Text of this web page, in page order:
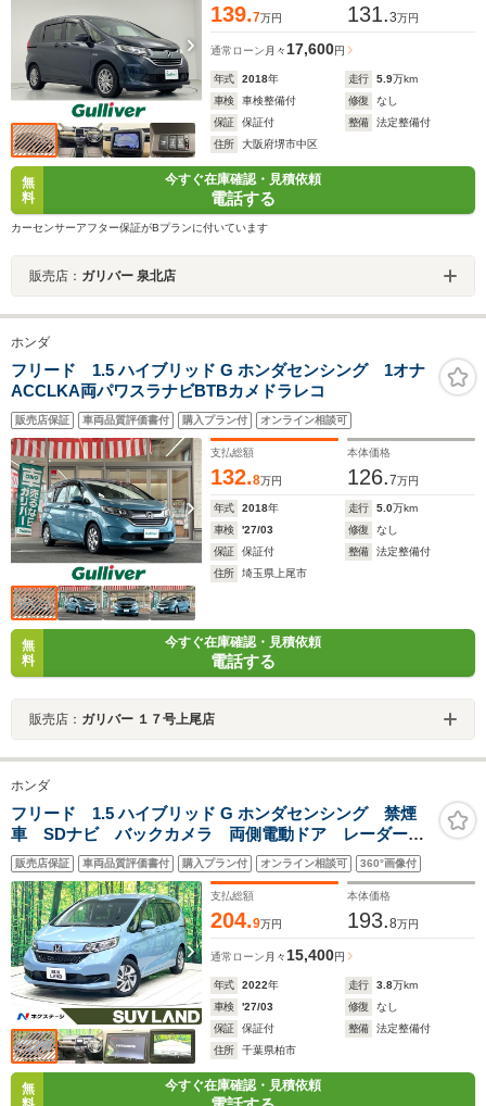
139.7万円 131.3万円
通常ローン 月々 17,600円
年式 2018年 走行 5.9万km
車検
車検整備付 修復
なし
保証
保証付 整備
法定整備付
住所
大阪府堺市中区
無
料
今すぐ在庫確認・見積依頼
電話する
カーセンサーアフター保証がBプランに付いています
販売店： ガリバー 泉北店
ホンダ
フリード 1.5 ハイブリッド G ホンダセンシング 1オナ
ACCLKA両パワスラナビBTBカメドラレコ
販売店保証 車両品質評価書付 購入プラン付 オンライン相談可
支払総額
132.8万円
本体価格
126.7万円
年式 2018年 走行 5.0万km
車検
'27/03 修復
なし
保証
保証付 整備
法定整備付
住所
埼玉県上尾市
無
料
今すぐ在庫確認・見積依頼
電話する
販売店： ガリバー １７号上尾店
ホンダ
フリード 1.5 ハイブリッド G ホンダセンシング 禁煙
車 SDナビ バックカメラ 両側電動ドア レーダーク
ルーズ シートヒーター 衝突被害軽減 コーナーセン
サー LEDヘッド ETC 純正15インチアルミ 車線逸
脱警報 オートライト オートエアコン
販売店保証 車両品質評価書付 購入プラン付 オンライン相談可 360°画像付
支払総額
204.9万円
本体価格
193.8万円
通常ローン 月々 15,400円
年式 2022年 走行 3.8万km
車検
'27/03 修復
なし
保証
保証付 整備
法定整備付
住所
千葉県柏市
無
今すぐ在庫確認・見積依頼